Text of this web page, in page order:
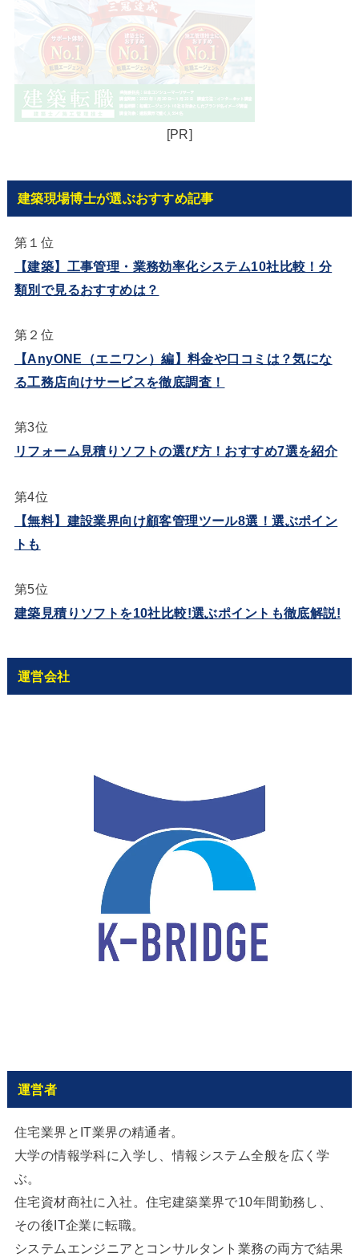
[PR]
建築現場博士が選ぶおすすめ記事
第１位
【建築】工事管理・業務効率化システム10社比較！分
類別で見るおすすめは？
第２位
【AnyONE（エニワン）編】料金や口コミは？気にな
る工務店向けサービスを徹底調査！
第3位
リフォーム見積りソフトの選び方！おすすめ7選を紹介
第4位
【無料】建設業界向け顧客管理ツール8選！選ぶポイン
トも
第5位
建築見積りソフトを10社比較!選ぶポイントも徹底解説!
運営会社
運営者
住宅業界とIT業界の精通者。
大学の情報学科に入学し、情報システム全般を広く学
ぶ。
住宅資材商社に入社。住宅建築業界で10年間勤務し、
その後IT企業に転職。
システムエンジニアとコンサルタント業務の両方で結果